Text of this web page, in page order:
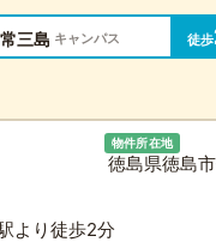
三島 キャンパス 徒歩
物件所在地
徳島県徳島
より徒歩2分